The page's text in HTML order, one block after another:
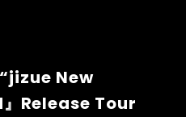
New
Release Tour